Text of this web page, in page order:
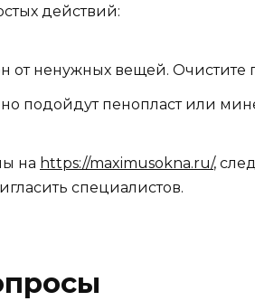
действий:
от ненужных вещей. Очистите
подойдут пенопласт или
на https://maximusokna.ru/,
специалистов.